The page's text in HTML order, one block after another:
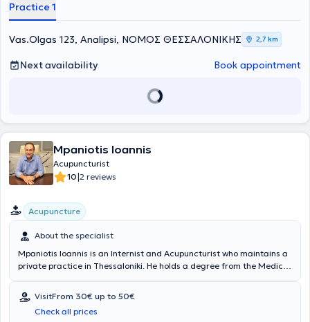
Practice 1
Vas.Olgas 123, Analipsi, ΝΟΜΟΣ ΘΕΣΣΑΛΟΝΙΚΗΣ 2,7 km
Next availability Book appointment
Mpaniotis Ioannis
Acupuncturist
10|2 reviews
Acupuncture
About the specialist
Mpaniotis Ioannis is an Internist and Acupuncturist who maintains a
private practice in Thessaloniki. He holds a degree from the Medical
Medicine at the General Hospital of Giannitsa and the General
Hospital of Thessaloniki "Agios Dimitrios." Additionally, after two
years of training, he obtained certification in Medical Acupuncture
VisitFrom 30€ up to 50€
Check all prices